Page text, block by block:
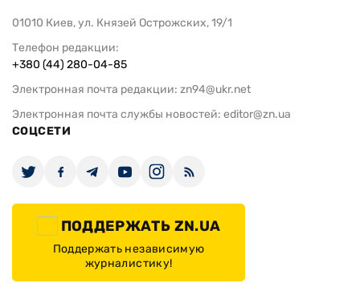
01010 Киев, ул. Князей Острожских, 19/1
Телефон редакции:
+380 (44) 280-04-85
Электронная почта редакции: zn94@ukr.net
Электронная почта службы новостей: editor@zn.ua
СОЦСЕТИ
ПОДДЕРЖАТЬ ZN.UA
Поддержать независимую
журналистику!